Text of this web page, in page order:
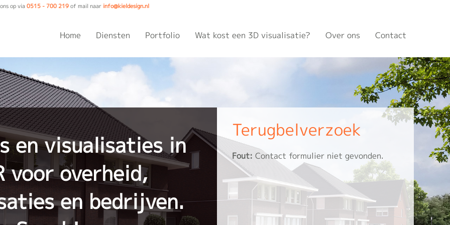
op via0515 - 700 219of mail naar info@kieldesign.nl
Home Diensten Portfolio Wat kost een 3D visualisatie? Over ons Contact
en visualisaties in
voor overheid,
en bedrijven.
Terugbelverzoek
Fout: Contact formulier niet gevonden.